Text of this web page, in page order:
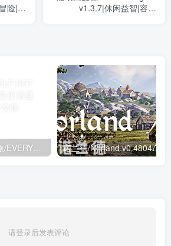
险|容
v1.3.7|休闲益智|容量
全民高尔夫 环球之旅/EVERYBODY’S GOLF HOT SHOTS v1.0.11|体育竞速|容量36.7GB|免安装绿色中文版
请登录后发表评论